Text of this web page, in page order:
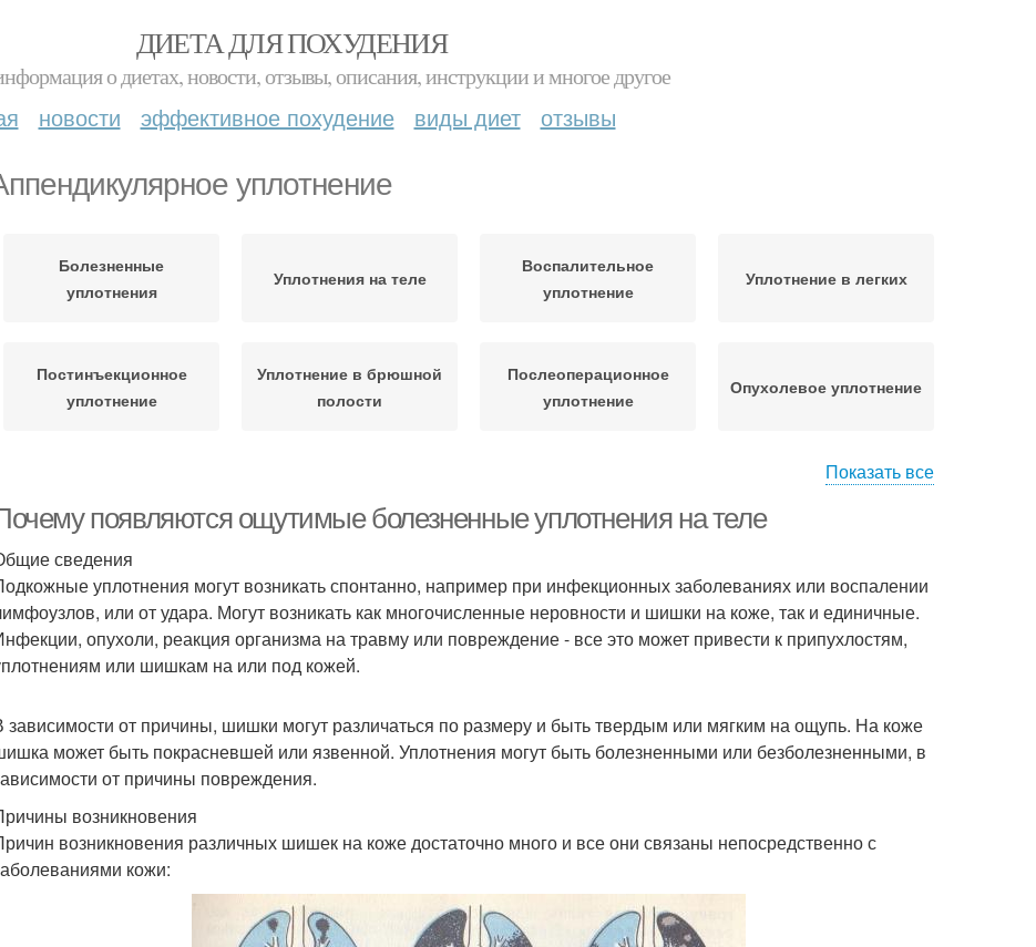
ДИЕТА ДЛЯ ПОХУДЕНИЯ
о диетах, новости, отзывы, описания, инструкции и многое другое
новости эффективное похудение виды диет отзывы
уплотнение
Болезненные
уплотнения
Уплотнения на теле
Воспалительное
уплотнение
Уплотнение в легких
Постинъекционное
уплотнение
Уплотнение в брюшной
полости
Послеоперационное
уплотнение
Опухолевое уплотнение
опухолей
Показать все
появляются ощутимые болезненные уплотнения на теле
сведения
уплотнения могут возникать спонтанно, например при инфекционных заболеваниях или воспалении
или от удара. Могут возникать как многочисленные неровности и шишки на коже, так и единичные.
опухоли, реакция организма на травму или повреждение - все это может привести к припухлостям,
или шишкам на или под кожей.
зависимости от причины, шишки могут различаться по размеру и быть твердым или мягким на ощупь. На коже
может быть покрасневшей или язвенной. Уплотнения могут быть болезненными или безболезненными, в
от причины повреждения.
возникновения
возникновения различных шишек на коже достаточно много и все они связаны непосредственно с
кожи: